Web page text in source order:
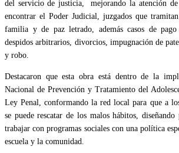
del servicio de justicia, mejorando la atención
encontrar el Poder Judicial, juzgados que
familia y de paz letrado, además casos de pago
despidos arbitrarios, divorcios, impugnación de
y robo.
Destacaron que esta obra está dentro de la
Nacional de Prevención y Tratamiento del
Ley Penal, conformando la red local para que a
se puede rescatar de los malos hábitos,
trabajar con programas sociales con una política
escuela y la comunidad.